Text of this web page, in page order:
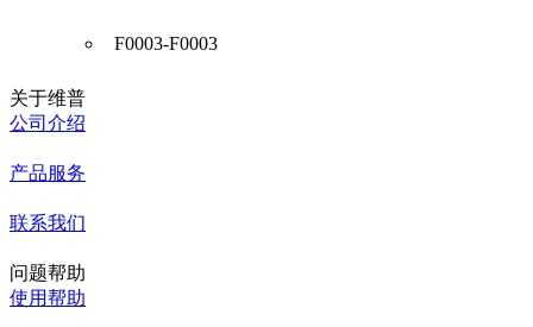
F0003-F0003
关于维普
公司介绍
产品服务
联系我们
问题帮助
使用帮助